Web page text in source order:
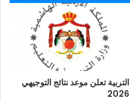
التربية تعلن موعد نتائج التوجيهي
2026